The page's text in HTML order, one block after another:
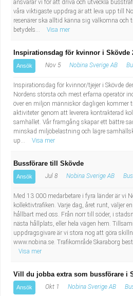
ansvarar vi för att driva och utveckla
våra viktigaste uppdrag är att leva upp till
resenärer ska alltid känna sig välkomna
betydels...
Visa mer
Inspirationsdag för kvinnor i Skövde
Ansök Nov 5 Nobina Sverige AB
Inspirationsdag för kvinnor/tjejer i Skövde
Nordens största och mest erfarna operatör
över en miljon människor dagligen kommer
aktiviteter genom att leverera kontrakterad
samhället. Vår framgång skapar ett bättre
minskad miljöbelastning och lägre
up...
Visa mer
Bussförare till Skövde
Ansök Jul 8 Nobina Sverige AB
Med 13 000 medarbetare i fyra länder är vi
kollektivtrafiken. Varje dag, året runt, väljer
hållbart med oss. Från norr till söder, i
nästa hållplats, eller hela vägen hem.
uppdragsgivare är vi stora nog att göra
www.nobina.se. Trafikområde Skaraborg
Visa mer
Vill du jobba extra som bussförare i
Ansök Okt 1 Nobina Sverige AB